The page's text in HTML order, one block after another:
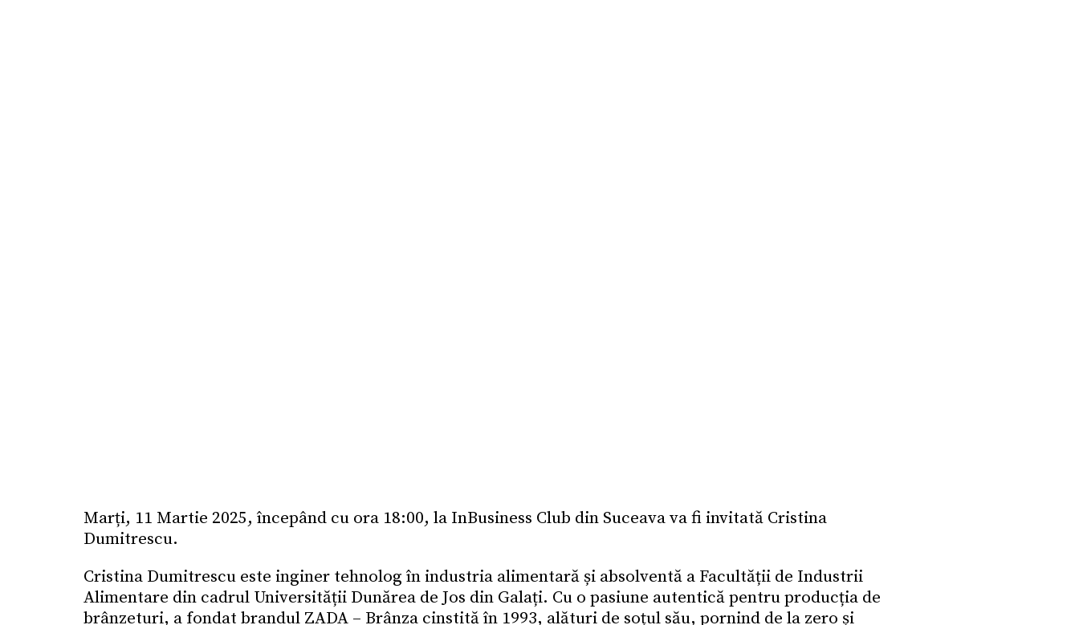
Marți, 11 Martie 2025, începând cu ora 18:00, la InBusiness Club din Suceava va fi invitată Cristina
Dumitrescu.
Cristina Dumitrescu este inginer tehnolog în industria alimentară și absolventă a Facultății de Industrii
Alimentare din cadrul Universității Dunărea de Jos din Galați. Cu o pasiune autentică pentru producția de
brânzeturi, a fondat brandul ZADA – Brânza cinstită în 1993, alături de soțul său, pornind de la zero și